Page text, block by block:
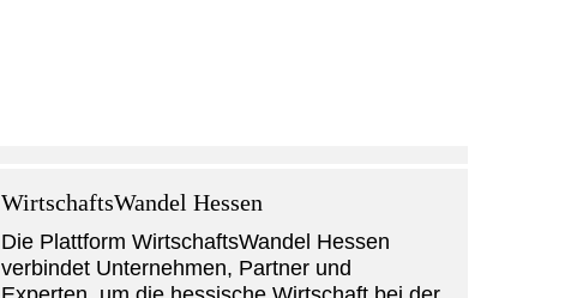
WirtschaftsWandel Hessen
Die Plattform WirtschaftsWandel Hessen
verbindet Unternehmen, Partner und